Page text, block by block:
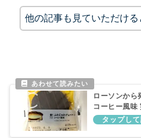
他の記事も見ていただける
ローソンから
コーヒー風味